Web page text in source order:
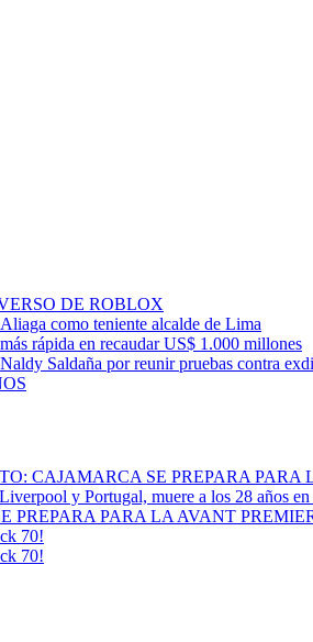
DE ROBLOX
como teniente alcalde de Lima
rápida en recaudar US$ 1.000 millones
Saldaña por reunir pruebas contra
CAJAMARCA SE PREPARA
y Portugal, muere a los 28 años
PREPARA PARA LA AVANT
70!
70!